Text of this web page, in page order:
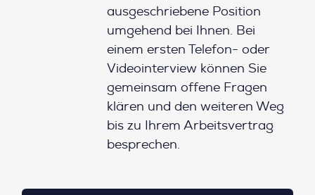
ausgeschriebene Position
umgehend bei Ihnen. Bei
einem ersten Telefon- oder
Videointerview können Sie
gemeinsam offene Fragen
klären und den weiteren Weg
bis zu Ihrem Arbeitsvertrag
besprechen.